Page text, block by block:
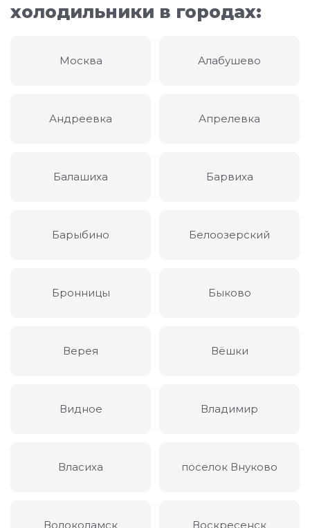
холодильники в городах:
Москва Алабушево
Андреевка Апрелевка
Балашиха Барвиха
Барыбино Белоозерский
Бронницы Быково
Верея Вёшки
Видное Владимир
Власиха поселок Внуково
Волоколамск Воскресенск